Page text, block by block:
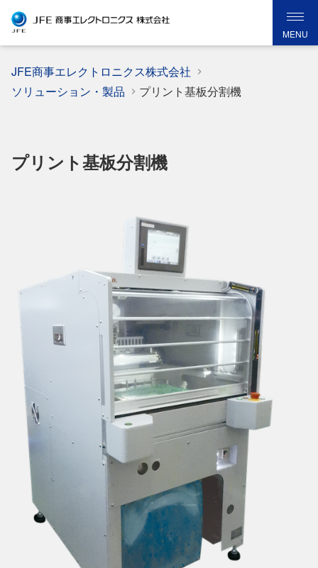
MENU
JFE商事エレクトロニクス株式会社
ソリューション・製品
プリント基板分割機
プリント基板分割機